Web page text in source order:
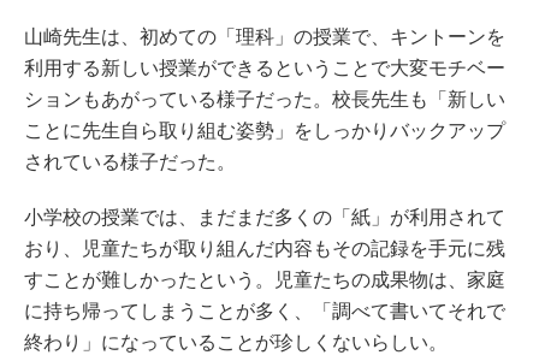
山崎先生は、初めての「理科」の授業で、キントーンを
利用する新しい授業ができるということで大変モチベー
ションもあがっている様子だった。校長先生も「新しい
ことに先生自ら取り組む姿勢」をしっかりバックアップ
されている様子だった。
小学校の授業では、まだまだ多くの「紙」が利用されて
おり、児童たちが取り組んだ内容もその記録を手元に残
すことが難しかったという。児童たちの成果物は、家庭
に持ち帰ってしまうことが多く、「調べて書いてそれで
終わり」になっていることが珍しくないらしい。